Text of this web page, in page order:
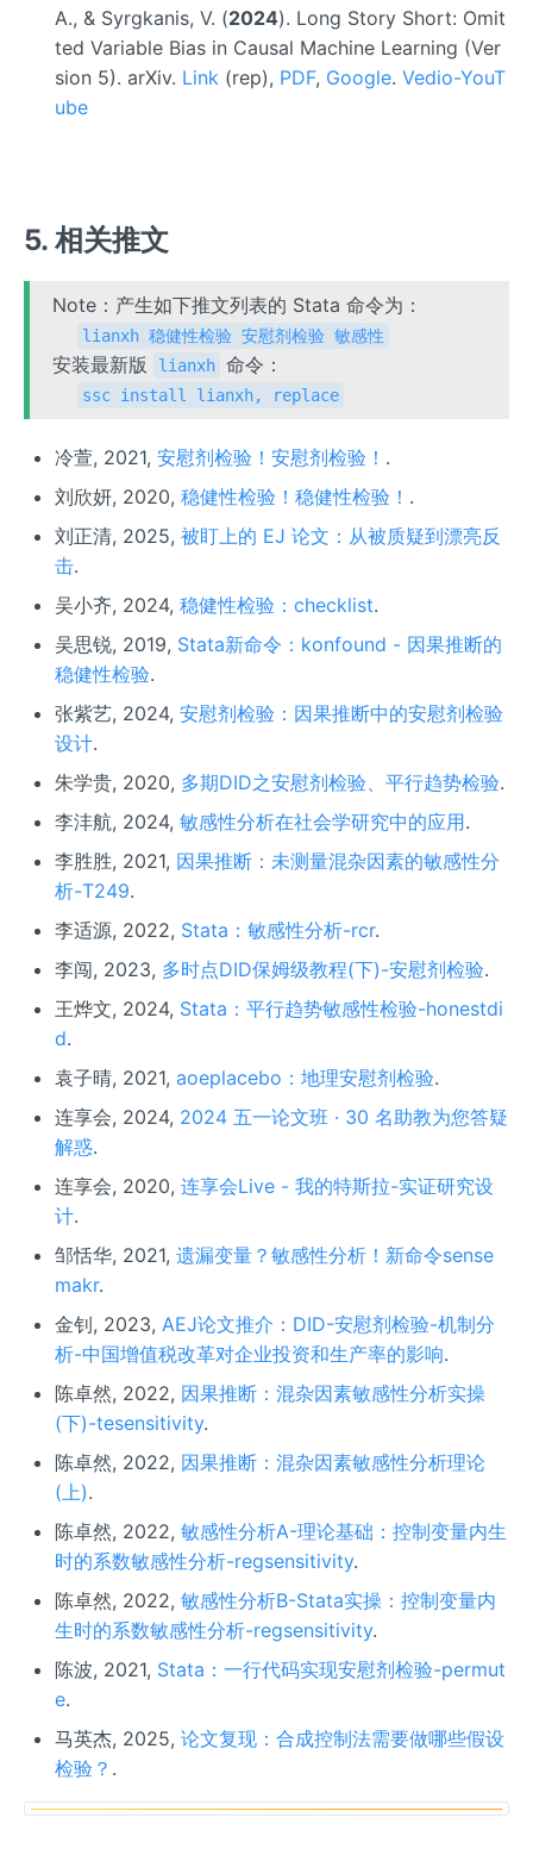
A., & Syrgkanis, V. (2024). Long Story Short: Omit
ted Variable Bias in Causal Machine Learning (Ver
sion 5). arXiv. Link(rep), PDF, Google. Vedio-YouT
ube
5. 相关推文
Note：产生如下推文列表的 Stata 命令为：
lianxh 稳健性检验 安慰剂检验 敏感性
安装最新版 lianxh 命令：
ssc install lianxh, replace
冷萱, 2021, 安慰剂检验！安慰剂检验！ .
刘欣妍, 2020, 稳健性检验！稳健性检验！ .
刘正清, 2025, 被盯上的 EJ 论文：从被质疑到漂亮反
击.
吴小齐, 2024, 稳健性检验：checklist.
吴思锐, 2019, Stata新命令：konfound - 因果推断的
稳健性检验.
张紫艺, 2024, 安慰剂检验：因果推断中的安慰剂检验
设计.
朱学贵, 2020, 多期DID之安慰剂检验、平行趋势检验.
李沣航, 2024, 敏感性分析在社会学研究中的应用.
李胜胜, 2021, 因果推断：未测量混杂因素的敏感性分
析-T249.
李适源, 2022, Stata：敏感性分析-rcr.
李闯, 2023, 多时点DID保姆级教程(下)-安慰剂检验.
王烨文, 2024, Stata：平行趋势敏感性检验-honestdi
d.
袁子晴, 2021, aoeplacebo：地理安慰剂检验.
连享会, 2024, 2024 五一论文班 · 30 名助教为您答疑
解惑.
连享会, 2020, 连享会Live - 我的特斯拉-实证研究设
计.
邹恬华, 2021, 遗漏变量？敏感性分析！新命令sense
makr.
金钊, 2023, AEJ论文推介：DID-安慰剂检验-机制分
析-中国增值税改革对企业投资和生产率的影响.
陈卓然, 2022, 因果推断：混杂因素敏感性分析实操
(下)-tesensitivity.
陈卓然, 2022, 因果推断：混杂因素敏感性分析理论
(上).
陈卓然, 2022, 敏感性分析A-理论基础：控制变量内生
时的系数敏感性分析-regsensitivity.
陈卓然, 2022, 敏感性分析B-Stata实操：控制变量内
生时的系数敏感性分析-regsensitivity.
陈波, 2021, Stata：一行代码实现安慰剂检验-permut
e.
马英杰, 2025, 论文复现：合成控制法需要做哪些假设
检验？ .